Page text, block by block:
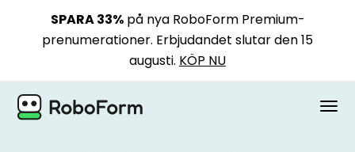
SPARA 33%på nya RoboForm Premium-
prenumerationer. Erbjudandet slutar den 15
augusti. KÖP NU